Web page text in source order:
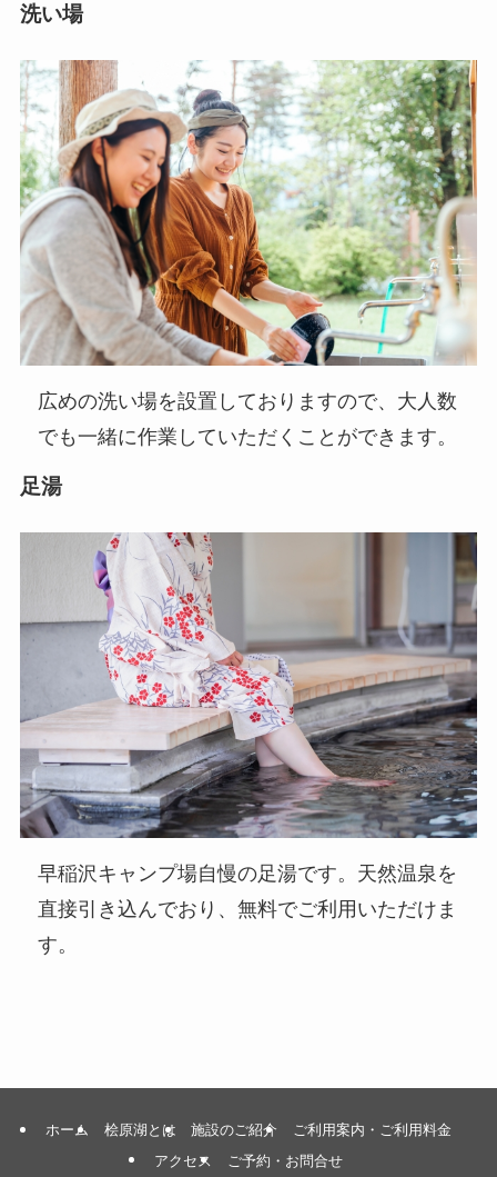
洗い場
広めの洗い場を設置しておりますので、大人数
でも一緒に作業していただくことができます。
足湯
早稲沢キャンプ場自慢の足湯です。天然温泉を
直接引き込んでおり、無料でご利用いただけま
す。
ホーム 桧原湖とは 施設のご紹介
ご利用案内・ご利用料金
アクセス
ご予約・お問合せ